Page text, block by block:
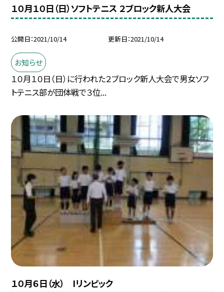
１０月１０日（日）ソフトテニス ２ブロック新人大会
公開日 2021/10/14 更新日 2021/10/14
お知らせ
１０月１０日（日）に行われた２ブロック新人大会で男女ソフ
トテニス部が団体戦で３位...
１０月６日（水） Iリンピック